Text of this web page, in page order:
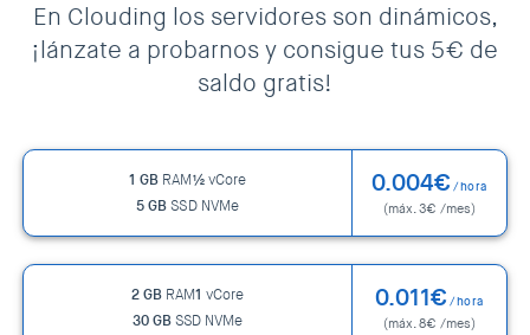
En Clouding los servidores son dinámicos,
¡lánzate a probarnos y consigue tus 5€ de
saldo gratis!
0.004€/hora
(máx. 3€ /mes)
1 GB RAM½vCore
5 GBSSD NVMe
0.011€/hora
(máx. 8€ /mes)
2 GBRAM1 vCore
30 GBSSD NVMe